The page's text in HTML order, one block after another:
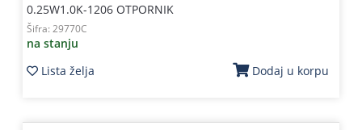
0.25W1.0K-1206 OTPORNIK
Šifra: 29770C
na stanju
Lista želja
Dodaj u korpu